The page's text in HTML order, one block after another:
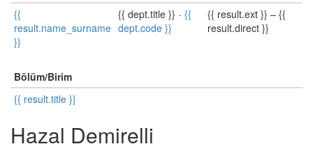
{{
result.name_surname
}}
{{ dept.title }} - {{
dept.code }}
{{ result.ext }} – {{
result.direct }}
Bölüm/Birim
{{ result.title }}
Hazal Demirelli